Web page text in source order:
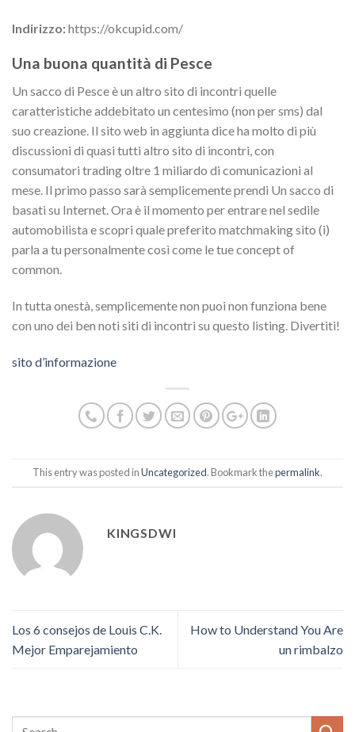
Indirizzo:https://okcupid.com/
Una buona quantità di Pesce
Un sacco di Pesce è un altro sito di incontri quelle
caratteristiche addebitato un centesimo (non per sms) dal
suo creazione. Il sito web in aggiunta dice ha molto di più
discussioni di quasi tutti altro sito di incontri, con
consumatori trading oltre 1 miliardo di comunicazioni al
mese. Il primo passo sarà semplicemente prendi Un sacco di
basati su Internet. Ora è il momento per entrare nel sedile
automobilista e scopri quale preferito matchmaking sito (i)
parla a tu personalmente così come le tue concept of
common.
In tutta onestà, semplicemente non puoi non funziona bene
con uno dei ben noti siti di incontri su questo listing. Divertiti!
sito d’informazione
This entry was posted inUncategorized. Bookmark thepermalink.
KINGSDWI
Los 6 consejos de Louis C.K.
Mejor Emparejamiento
How to Understand You Are
un rimbalzo